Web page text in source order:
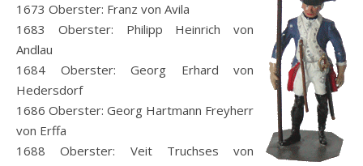
1673 Oberster: Franz von Avila
1683 Oberster: Philipp Heinrich von
Andlau
1684 Oberster: Georg Erhard von
Hedersdorf
1686 Oberster: Georg Hartmann Freyherr
von Erffa
1688 Oberster: Veit Truchses von